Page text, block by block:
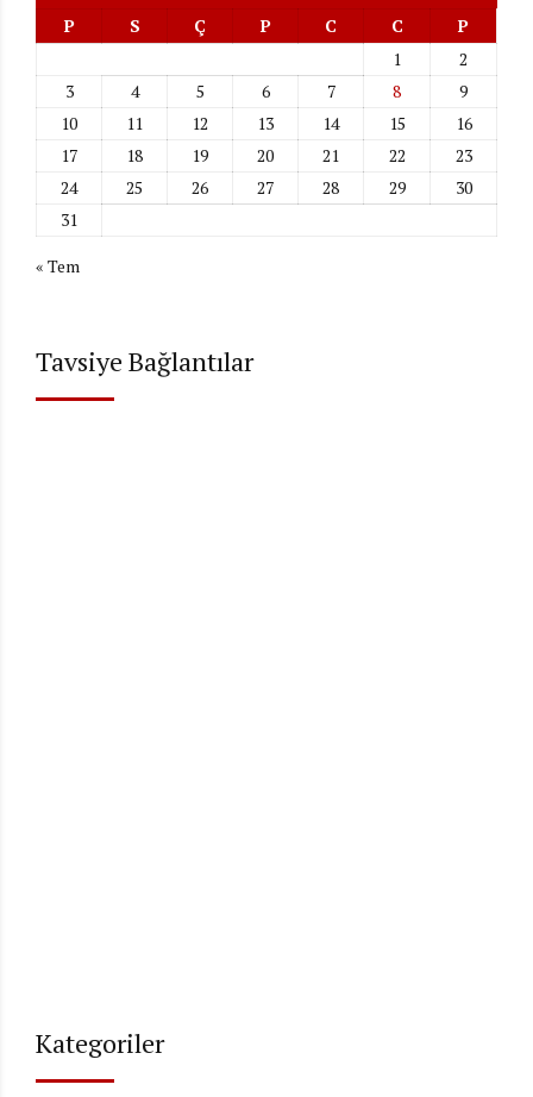
P S Ç P C C
P
1
2
3
4 5 6 7 8
9
10
11 12 13 14 15
16
17
18 19 20 21 22
23
24
25 26 27 28 29
30
31
« Tem
Tavsiye Bağlantılar
Kategoriler